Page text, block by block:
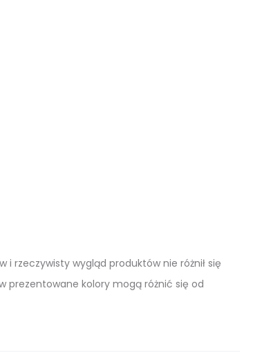
i rzeczywisty wygląd produktów nie różnił się
prezentowane kolory mogą różnić się od